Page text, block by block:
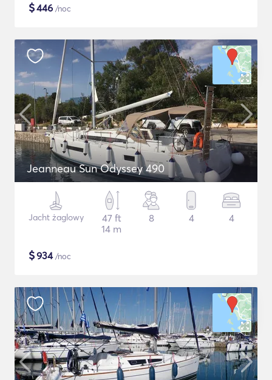
$446 /noc
Jeanneau Sun Odyssey 490
Jacht żaglowy
47 ft
14 m
8 4 4
$934/noc